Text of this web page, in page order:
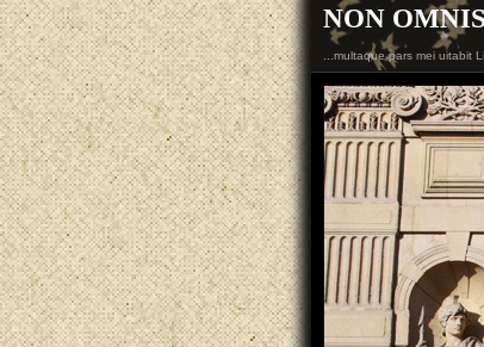
NON
...multaque pars mei uitabit